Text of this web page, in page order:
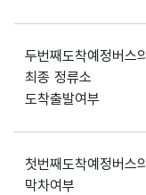
두번째도착예정버스의
최종 정류소
도착출발여부
첫번째도착예정버스의
막차여부